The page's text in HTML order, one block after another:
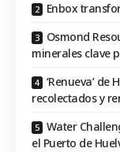
Enbox
Osmond
minerales clave
‘Renueva’ de
recolectados y
Water
el Puerto de